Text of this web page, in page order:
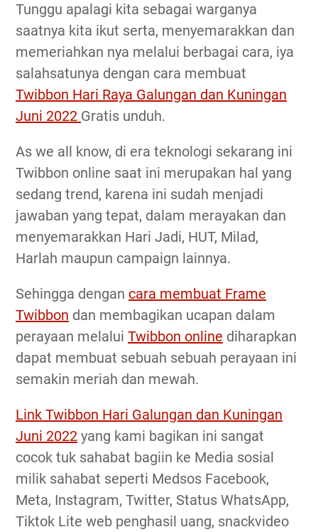
Tunggu apalagi kita sebagai warganya
saatnya kita ikut serta, menyemarakkan dan
memeriahkan nya melalui berbagai cara, iya
salahsatunya dengan cara membuat
Twibbon Hari Raya Galungan dan Kuningan
Juni 2022 Gratis unduh.
As we all know, di era teknologi sekarang ini
Twibbon online saat ini merupakan hal yang
sedang trend, karena ini sudah menjadi
jawaban yang tepat, dalam merayakan dan
menyemarakkan Hari Jadi, HUT, Milad,
Harlah maupun campaign lainnya.
Sehingga dengan cara membuat Frame
Twibbon dan membagikan ucapan dalam
perayaan melalui Twibbon online diharapkan
dapat membuat sebuah sebuah perayaan ini
semakin meriah dan mewah.
Link Twibbon Hari Galungan dan Kuningan
Juni 2022 yang kami bagikan ini sangat
cocok tuk sahabat bagiin ke Media sosial
milik sahabat seperti Medsos Facebook,
Meta, Instagram, Twitter, Status WhatsApp,
Tiktok Lite web penghasil uang, snackvideo